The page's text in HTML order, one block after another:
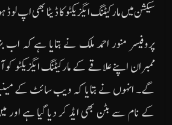
سیکشن میں مارکیٹنگ ایگزیکٹو کا ڈیٹا بھی اپ
پروفیسر منور احمد ملک نے بتایا ہے کہ
ممبران اپنے علاقے کے مارکیٹنگ ایگزیکٹو
گے۔ انہوں نے بتایا کہ ویب سائٹ کے مینیو
کے نام سے بٹن بھی ایڈ کر دیا گیا ہے اور